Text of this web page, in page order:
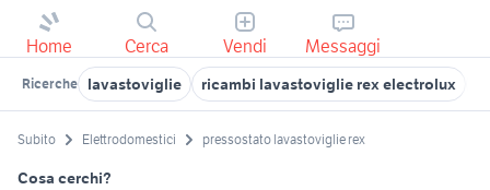
Home Cerca Vendi Messaggi
Ricerche lavastoviglie ricambi lavastoviglie rex electrolux
Subito Elettrodomestici pressostato lavastoviglie rex
Cosa cerchi?